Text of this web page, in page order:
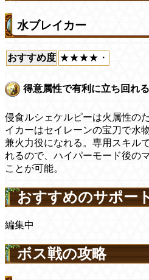
水ブレイカー
おすすめ度 ★★★★・
得意属性で有利に立ち回れる
侵食ルシェケルピーは火属性の
イカーはセイレーンの宝刀で水
兼火力役になれる。専用スキル
れるので、ハイパーモード後の
ことが可能。
おすすめのサポー
編集中
ボス戦の攻略